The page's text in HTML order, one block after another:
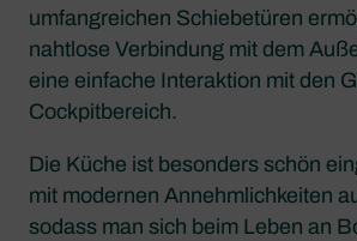
umfangreichen Schiebetüren
nahtlose Verbindung mit dem
eine einfache Interaktion mit den
Cockpitbereich.
Die Küche ist besonders schön
mit modernen Annehmlichkeiten
sodass man sich beim Leben an